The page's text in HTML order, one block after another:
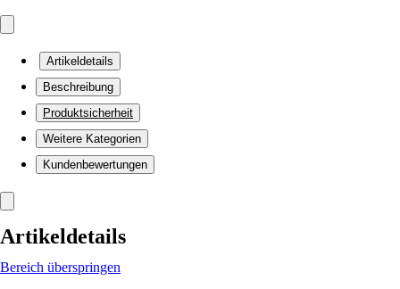
Artikeldetails
Beschreibung
Produktsicherheit
Weitere Kategorien
Kundenbewertungen
Artikeldetails
Bereich überspringen